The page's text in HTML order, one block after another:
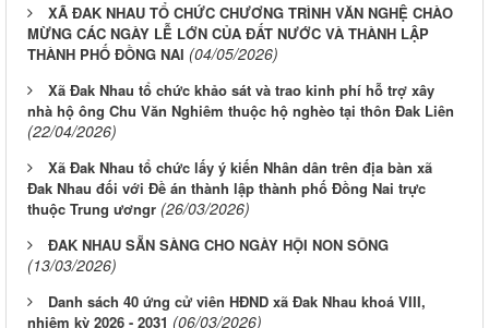
XÃ ĐAK NHAU TỔ CHỨC CHƯƠNG TRÌNH VĂN NGHỆ CHÀO
MỪNG CÁC NGÀY LỄ LỚN CỦA ĐẤT NƯỚC VÀ THÀNH LẬP
THÀNH PHỐ ĐỒNG NAI (04/05/2026)
Xã Đak Nhau tổ chức khảo sát và trao kinh phí hỗ trợ xây
nhà hộ ông Chu Văn Nghiêm thuộc hộ nghèo tại thôn Đak Liên
(22/04/2026)
Xã Đak Nhau tổ chức lấy ý kiến Nhân dân trên địa bàn xã
Đak Nhau đối với Đề án thành lập thành phố Đồng Nai trực
thuộc Trung ươngr (26/03/2026)
ĐAK NHAU SẴN SÀNG CHO NGÀY HỘI NON SÔNG
(13/03/2026)
Danh sách 40 ứng cử viên HĐND xã Đak Nhau khoá VIII,
nhiệm kỳ 2026 - 2031 (06/03/2026)